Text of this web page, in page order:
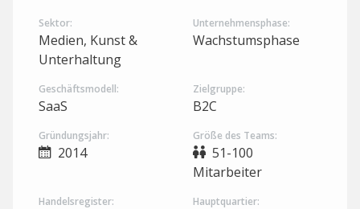
Sektor:
Medien, Kunst &
Unterhaltung
Unternehmensphase:
Wachstumsphase
Geschäftsmodell:
SaaS
Zielgruppe:
B2C
Gründungsjahr:
2014
Größe des Teams:
51-100
Mitarbeiter
Handelsregister: Hauptquartier: